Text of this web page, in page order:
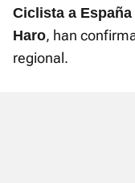
Ciclista a
Haro, han
regional.